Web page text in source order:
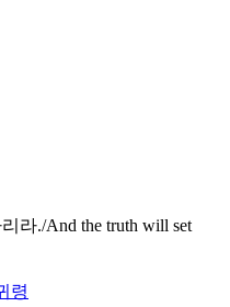
라./And the truth will set
령